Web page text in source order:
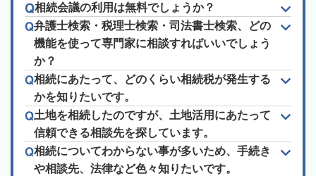
相続会議の利用は無料でしょうか？
弁護士検索・税理士検索・司法書士検索、どの
機能を使って専門家に相談すればいいでしょう
か？
相続にあたって、どのくらい相続税が発生する
かを知りたいです。
土地を相続したのですが、土地活用にあたって
信頼できる相談先を探しています。
相続についてわからない事が多いため、手続き
や相談先、法律など色々知りたいです。